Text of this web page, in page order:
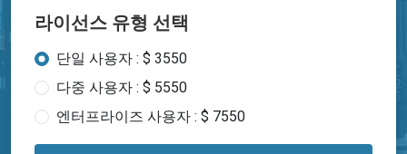
라이선스 유형 선택
단일 사용자 : $ 3550
다중 사용자 : $ 5550
엔터프라이즈 사용자 : $ 7550